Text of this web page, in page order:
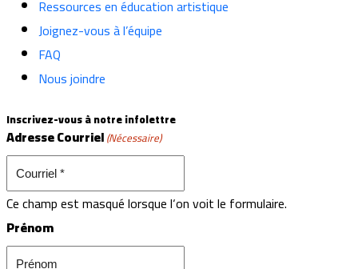
Ressources en éducation artistique
Joignez-vous à l’équipe
FAQ
Nous joindre
Inscrivez-vous à notre infolettre
Adresse Courriel(Nécessaire)
Ce champ est masqué lorsque l‘on voit le formulaire.
Prénom